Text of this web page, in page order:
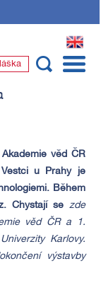
EN
věd ČR
u Prahy je
Během
Chystají se zde
věd ČR a 1.
Karlovy.
výstavby